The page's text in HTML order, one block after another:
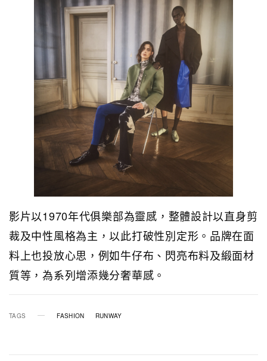
影片以1970年代俱樂部為靈感，整體設計以直身剪
裁及中性風格為主，以此打破性別定形。品牌在面
料上也投放心思，例如牛仔布、閃亮布料及緞面材
質等，為系列增添幾分奢華感。
TAGS FASHION RUNWAY